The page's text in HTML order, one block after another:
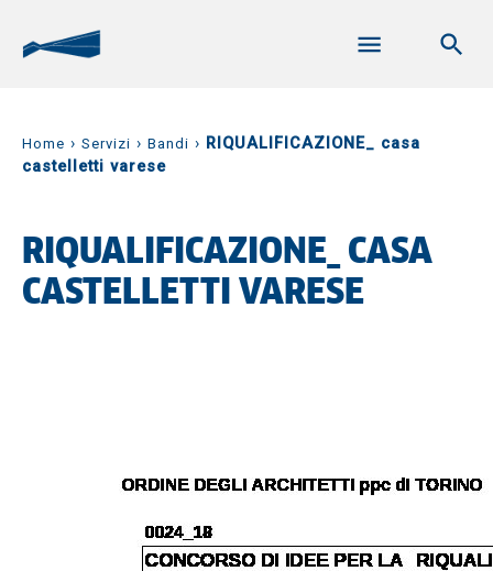
Home › Servizi › Bandi › RIQUALIFICAZIONE_ casa
castelletti varese
RIQUALIFICAZIONE_ CASA
CASTELLETTI VARESE